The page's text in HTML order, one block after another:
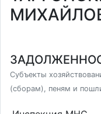
Субъекты
(сборам), пеням и